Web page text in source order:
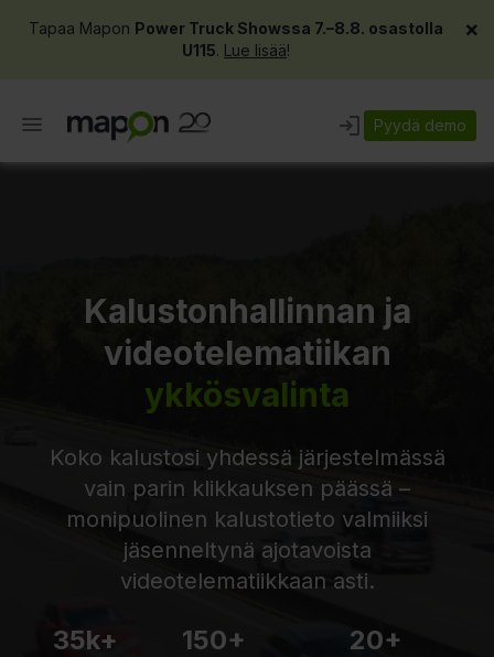
Tapaa Mapon Power Truck Showssa 7.–8.8. osastolla
U115. Lue lisää!
×
Pyydä demo
Kalustonhallinnan ja
videotelematiikan
ykkösvalinta
Koko kalustosi yhdessä järjestelmässä
vain parin klikkauksen päässä –
monipuolinen kalustotieto valmiiksi
jäsenneltynä ajotavoista
videotelematiikkaan asti.
35k+ 150+ 20+